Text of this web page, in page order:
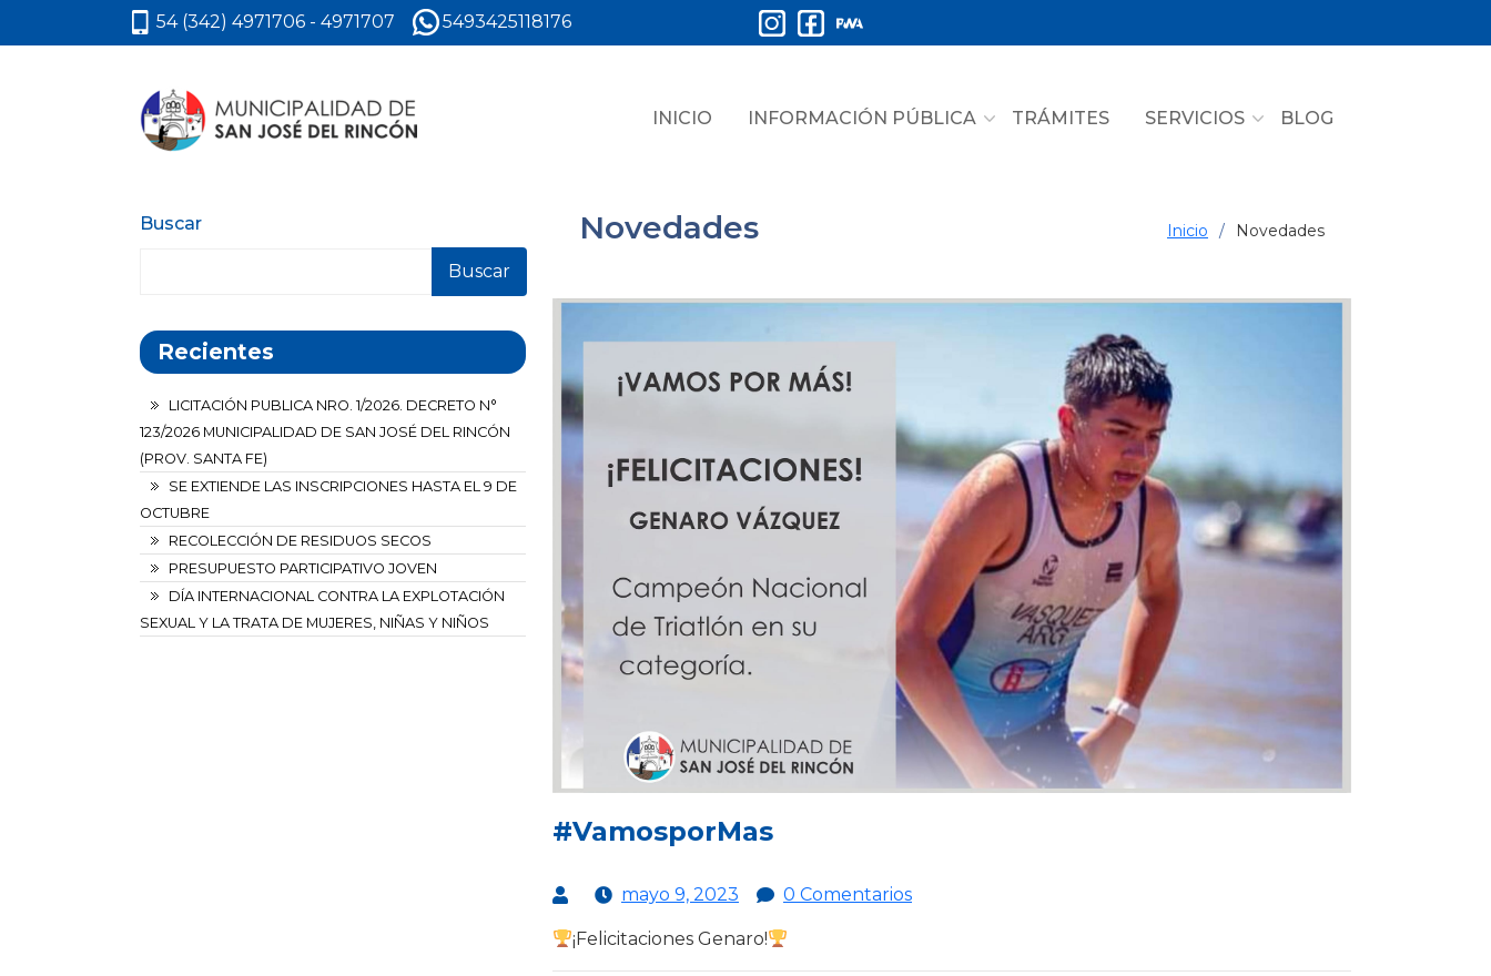
54 (342) 4971706 - 4971707 5493425118176
INICIO INFORMACIÓN PÚBLICA TRÁMITES SERVICIOS BLOG
Buscar
Buscar
Recientes
LICITACIÓN PUBLICA NRO. 1/2026. DECRETO N°
123/2026 MUNICIPALIDAD DE SAN JOSÉ DEL RINCÓN
(PROV. SANTA FE)
SE EXTIENDE LAS INSCRIPCIONES HASTA EL 9 DE
OCTUBRE
RECOLECCIÓN DE RESIDUOS SECOS
PRESUPUESTO PARTICIPATIVO JOVEN
DÍA INTERNACIONAL CONTRA LA EXPLOTACIÓN
SEXUAL Y LA TRATA DE MUJERES, NIÑAS Y NIÑOS
Novedades Inicio Novedades
#VamosporMas
mayo 9, 2023 0 Comentarios
¡Felicitaciones Genaro!